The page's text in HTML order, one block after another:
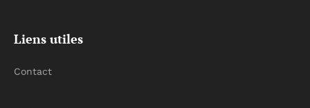
Liens utiles
Contact